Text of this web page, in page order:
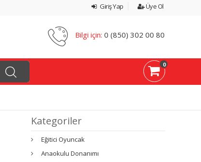
Giriş Yap Üye Ol
Bilgi için: 0 (850) 302 00 80
0
Kategoriler
Eğitici Oyuncak
Anaokulu Donanımı